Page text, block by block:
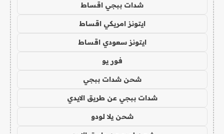
شدات ببجي اقساط
ايتونز امريكي اقساط
ايتونز سعودي اقساط
فور يو
شحن شدات ببجي
شدات ببجي عن طريق الايدي
شحن يلا لودو